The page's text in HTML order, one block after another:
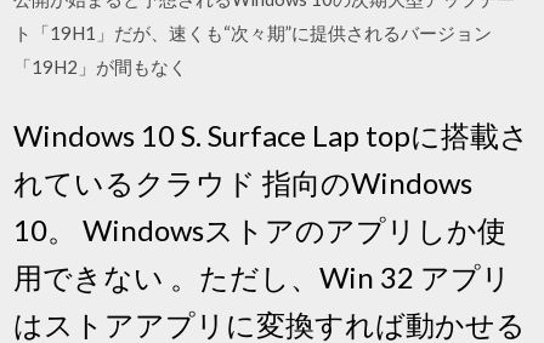
ト「19H1」だが、速くも“次々期”に提供されるバージョン
「19H2」が間もなく
Windows 10 S. Surface Lap topに搭載さ
れているクラウド 指向のWindows
10。 Windowsストアのアプリしか使
用できない 。ただし、Win 32 アプリ
はストアアプリに変換すれば動かせる